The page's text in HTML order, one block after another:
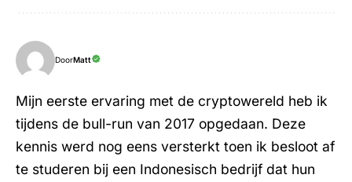
DoorMatt
Mijn eerste ervaring met de cryptowereld heb ik
tijdens de bull-run van 2017 opgedaan. Deze
kennis werd nog eens versterkt toen ik besloot af
te studeren bij een Indonesisch bedrijf dat hun